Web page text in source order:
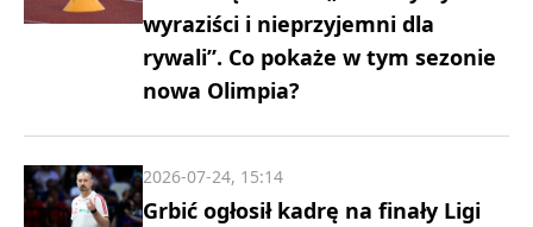
wyraziści i nieprzyjemni dla
rywali”. Co pokaże w tym sezonie
nowa Olimpia?
Grbić ogłosił kadrę na finały Ligi
2026-07-24, 15:14